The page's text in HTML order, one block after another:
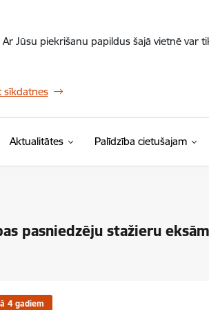
Jūsu piekrišanu papildus šajā vietnē var
sīkdatnes
Aktualitātes Palīdzība cietušajam
pasniedzēju stažieru
4 gadiem